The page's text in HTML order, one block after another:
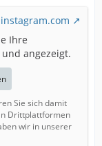
Ihre
angezeigt.
Sie sich damit
Drittplattformen
wir in unserer